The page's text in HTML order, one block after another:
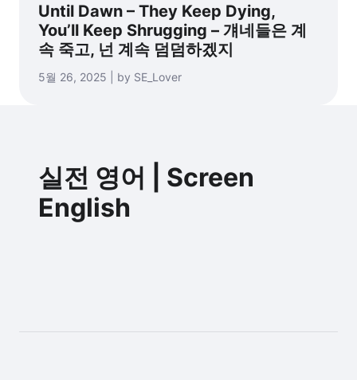
Until Dawn – They Keep Dying,
You’ll Keep Shrugging – 걔네들은 계
속 죽고, 넌 계속 덤덤하겠지
5월 26, 2025 | by SE_Lover
실전 영어 | Screen
English